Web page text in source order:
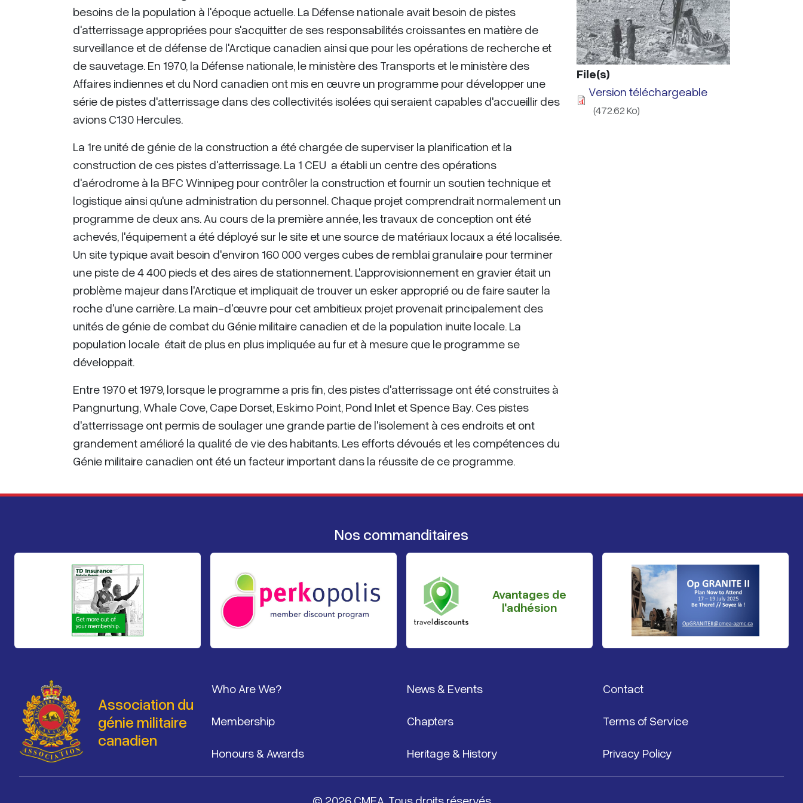
besoins de la population à l'époque actuelle. La Défense nationale avait besoin de pistes
d'atterrissage appropriées pour s'acquitter de ses responsabilités croissantes en matière de
surveillance et de défense de l'Arctique canadien ainsi que pour les opérations de recherche et
de sauvetage. En 1970, la Défense nationale, le ministère des Transports et le ministère des
Affaires indiennes et du Nord canadien ont mis en œuvre un programme pour développer une
série de pistes d'atterrissage dans des collectivités isolées qui seraient capables d'accueillir des
avions C130 Hercules.
La 1re unité de génie de la construction a été chargée de superviser la planification et la
construction de ces pistes d'atterrissage. La 1 CEU a établi un centre des opérations
d'aérodrome à la BFC Winnipeg pour contrôler la construction et fournir un soutien technique et
logistique ainsi qu'une administration du personnel. Chaque projet comprendrait normalement un
programme de deux ans. Au cours de la première année, les travaux de conception ont été
achevés, l'équipement a été déployé sur le site et une source de matériaux locaux a été localisée.
Un site typique avait besoin d'environ 160 000 verges cubes de remblai granulaire pour terminer
une piste de 4 400 pieds et des aires de stationnement. L'approvisionnement en gravier était un
problème majeur dans l'Arctique et impliquait de trouver un esker approprié ou de faire sauter la
roche d'une carrière. La main-d'œuvre pour cet ambitieux projet provenait principalement des
unités de génie de combat du Génie militaire canadien et de la population inuite locale. La
population locale était de plus en plus impliquée au fur et à mesure que le programme se
développait.
Entre 1970 et 1979, lorsque le programme a pris fin, des pistes d'atterrissage ont été construites à
Pangnurtung, Whale Cove, Cape Dorset, Eskimo Point, Pond Inlet et Spence Bay. Ces pistes
d'atterrissage ont permis de soulager une grande partie de l'isolement à ces endroits et ont
grandement amélioré la qualité de vie des habitants. Les efforts dévoués et les compétences du
Génie militaire canadien ont été un facteur important dans la réussite de ce programme.
File(s)
Version téléchargeable
(472.62 Ko)
Nos commanditaires
Avantages de
l'adhésion
Association du
génie militaire
canadien
Who Are We? News & Events Contact
Membership Chapters Terms of Service
Honours & Awards Heritage & History Privacy Policy
© 2026 CMEA. Tous droits réservés